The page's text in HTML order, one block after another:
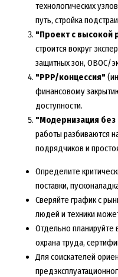
технологических
путь, стройка
"Проект с высокой
строится вокруг
защитных зон, ОВОС/
"PPP/концессия"
финансовому
доступности.
"Модернизация без
работы разбиваются
подрядчиков и
Определите
поставки,
Сверяйте график с
людей и техники
Отдельно планируйте
охрана труда,
Для соискателей